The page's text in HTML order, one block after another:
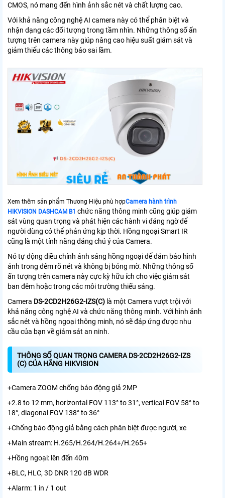
CMOS, nó mang đến hình ảnh sắc nét và chất lượng cao.
Với khả năng công nghệ AI camera này có thể phân biệt và
nhận dạng các đối tượng trong tầm nhìn. Những thông số ấn
tượng trên camera này giúp nâng cao hiệu suất giám sát và
giảm thiểu các thông báo sai lầm.
Xem thêm sản phẩm Thương Hiệu phù hợpCamera hành trình
HIKVISION DASHCAM B1 chức năng thông minh cũng giúp giám
sát vùng quan trọng và phát hiện các hành vi đáng ngờ để
người dùng có thể phản ứng kịp thời. Hồng ngoại Smart IR
cũng là một tính năng đáng chú ý của Camera.
Nó tự động điều chỉnh ánh sáng hồng ngoại để đảm bảo hình
ảnh trong đêm rõ nét và không bị bóng mờ. Những thông số
ấn tượng trên camera này cực kỳ hữu ích cho việc giám sát
ban đêm hoặc trong các môi trường thiếu sáng.
Camera DS-2CD2H26G2-IZS(C) là một Camera vượt trội với
khả năng công nghệ AI và chức năng thông minh. Với hình ảnh
sắc nét và hồng ngoại thông minh, nó sẽ đáp ứng được nhu
cầu của bạn về giám sát an ninh.
THÔNG SỐ QUAN TRỌNG CAMERA DS-2CD2H26G2-IZS
(C) CỦA HÃNG HIKVISION
+Camera ZOOM chống báo động giả 2MP
+2.8 to 12 mm, horizontal FOV 113° to 31°, vertical FOV 58° to
18°, diagonal FOV 138° to 36°
+Chống báo động giả bằng cách phân biệt được người, xe
+Main stream: H.265/H.264/H.264+/H.265+
+Hồng ngoại: lên đến 40m
+BLC, HLC, 3D DNR 120 dB WDR
+Alarm: 1 in / 1 out